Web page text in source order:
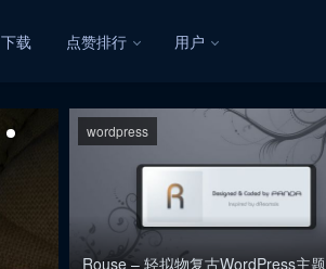
下载 点赞排行 用户
wordpress
Rouse – 轻拟物复古WordPress主题
wordpress